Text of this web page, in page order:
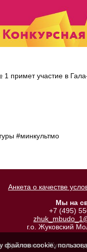
примет участие в
#минкультмо
Анкета о качестве
Мы на
+7 (495)
г.о. Жуковский
«Жуковская
файлов cookie,